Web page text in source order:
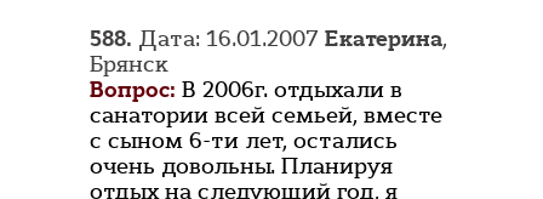
588. Дата: 16.01.2007 Екатерина,
Брянск
Вопрос: В 2006г. отдыхали в
санатории всей семьей, вместе
с сыном 6-ти лет, остались
очень довольны. Планируя
отдых на следующий год, я